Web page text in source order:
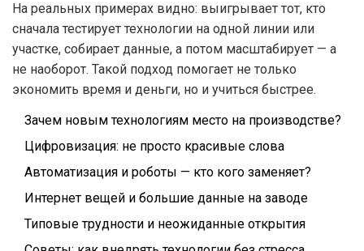
На реальных примерах видно: выигрывает тот, кто
сначала тестирует технологии на одной линии или
участке, собирает данные, а потом масштабирует — а
не наоборот. Такой подход помогает не только
экономить время и деньги, но и учиться быстрее.
Зачем новым технологиям место на производстве?
Цифровизация: не просто красивые слова
Автоматизация и роботы — кто кого заменяет?
Интернет вещей и большие данные на заводе
Типовые трудности и неожиданные открытия